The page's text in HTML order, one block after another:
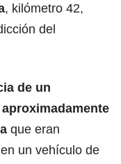
, kilómetro 42,
del
de un
que eran
un vehículo de